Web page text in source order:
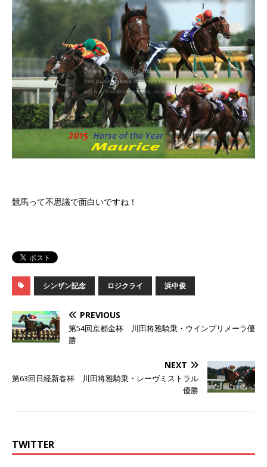
競馬って不思議で面白いですね！
シンザン記念 ロジクライ 浜中俊
PREVIOUS
第54回京都金杯 川田将雅騎乗・ウインプリメーラ優
勝
NEXT
第63回日経新春杯 川田将雅騎乗・レーヴミストラル
優勝
TWITTER